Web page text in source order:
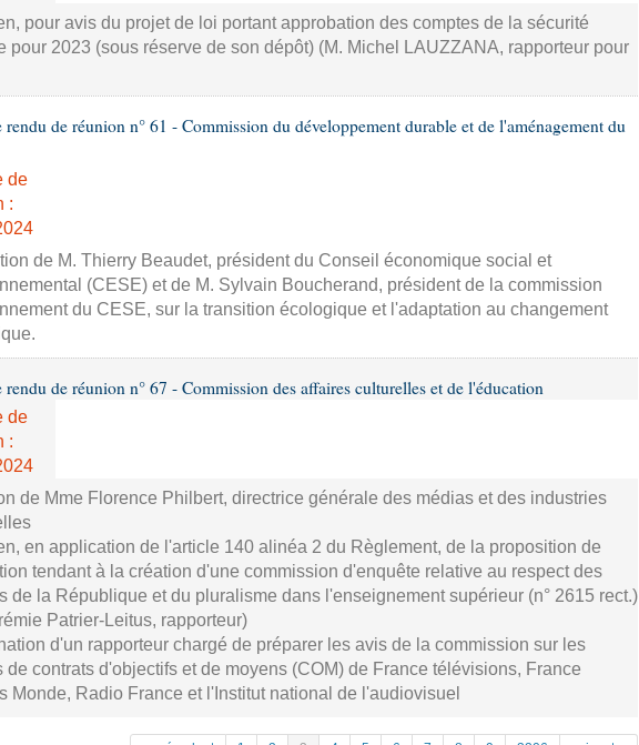
pour avis du projet de loi portant approbation des comptes de la sécurité
pour 2023 (sous réserve de son dépôt) (M. Michel LAUZZANA, rapporteur pour
rendu de réunion n° 61 - Commission du développement durable et de l'aménagement du
de
:
de M. Thierry Beaudet, président du Conseil économique social et
(CESE) et de M. Sylvain Boucherand, président de la commission
du CESE, sur la transition écologique et l'adaptation au changement
rendu de réunion n° 67 - Commission des affaires culturelles et de l'éducation
de
:
de Mme Florence Philbert, directrice générale des médias et des industries
en application de l'article 140 alinéa 2 du Règlement, de la proposition de
tendant à la création d'une commission d'enquête relative au respect des
de la République et du pluralisme dans l'enseignement supérieur (n° 2615 rect.)
Patrier-Leitus, rapporteur)
d'un rapporteur chargé de préparer les avis de la commission sur les
de contrats d'objectifs et de moyens (COM) de France télévisions, France
Monde, Radio France et l'Institut national de l'audiovisuel